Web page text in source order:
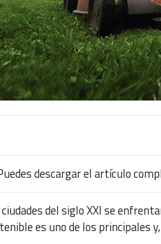
descargar el artículo
del siglo XXI se
es uno de los principales